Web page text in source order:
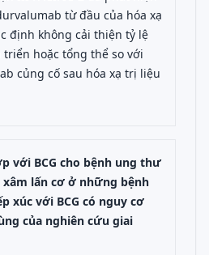
từ đầu của hóa xạ
định không cải thiện tỷ lệ
hoặc tổng thể so với
củng cố sau hóa xạ trị liệu
với BCG cho bệnh ung thư
lấn cơ ở những bệnh
xúc với BCG có nguy cơ
của nghiên cứu giai